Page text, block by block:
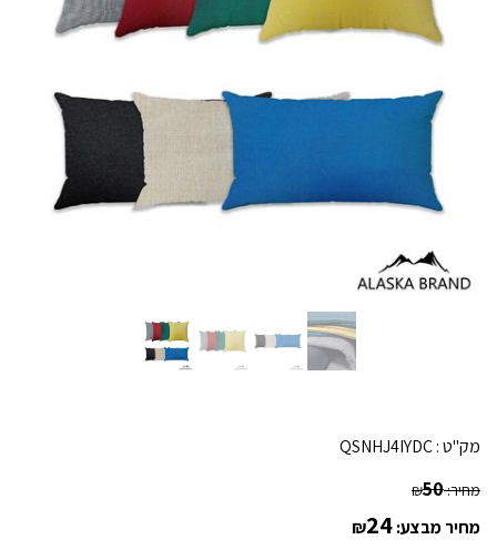
מק"ט :QSNHJ4IYDC
מחיר: ₪50
מחיר מבצע: ₪24